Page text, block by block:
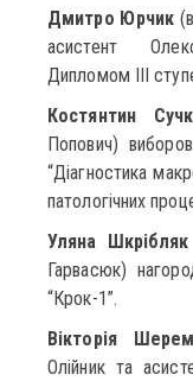
Дмитро Юрчик
асистент
Дипломом ІІІ
Костянтин
Попович)
“Діагностика
патологічних
Уляна Шкрібляк
Гарвасюк)
“Крок-1”.
Вікторія
Олійник та